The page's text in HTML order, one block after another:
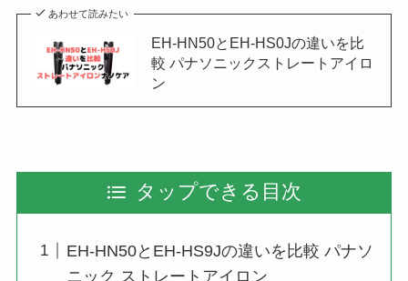
あわせて読みたい
EH-HN50とEH-HS0Jの違いを比
較 パナソニックストレートアイロ
ン
タップできる目次
EH-HN50とEH-HS9Jの違いを比較 パナソ
ニック ストレートアイロン